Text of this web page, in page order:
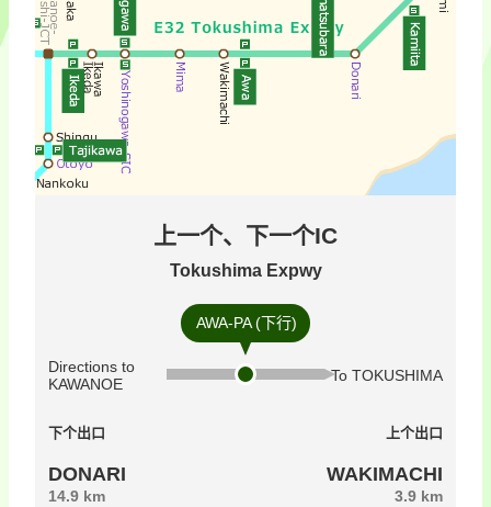
上一个、下一个IC
Tokushima Expwy
AWA-PA (下行)
Directions to
KAWANOE
下个出口
DONARI
14.9 km
To TOKUSHIMA
上个出口
WAKIMACHI
3.9 km